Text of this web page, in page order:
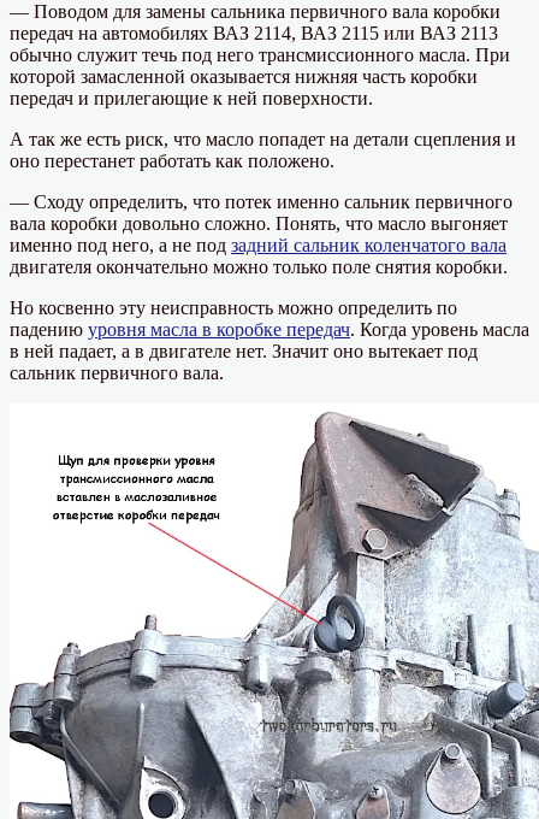
— Поводом для замены сальника первичного вала коробки
передач на автомобилях ВАЗ 2114, ВАЗ 2115 или ВАЗ 2113
обычно служит течь под него трансмиссионного масла. При
которой замасленной оказывается нижняя часть коробки
передач и прилегающие к ней поверхности.
А так же есть риск, что масло попадет на детали сцепления и
оно перестанет работать как положено.
— Сходу определить, что потек именно сальник первичного
вала коробки довольно сложно. Понять, что масло выгоняет
именно под него, а не под задний сальник коленчатого вала
двигателя окончательно можно только поле снятия коробки.
Но косвенно эту неисправность можно определить по
падению уровня масла в коробке передач. Когда уровень масла
в ней падает, а в двигателе нет. Значит оно вытекает под
сальник первичного вала.